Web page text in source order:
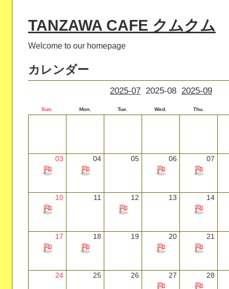
TANZAWA CAFE クムクム
Welcome to our homepage
カレンダー
2025-07 2025-08 2025-09
Sun. Mon. Tue. Wed. Thu.
03 04 05 06 07
10 11 12 13 14
17 18 19 20 21
24 25 26 27 28